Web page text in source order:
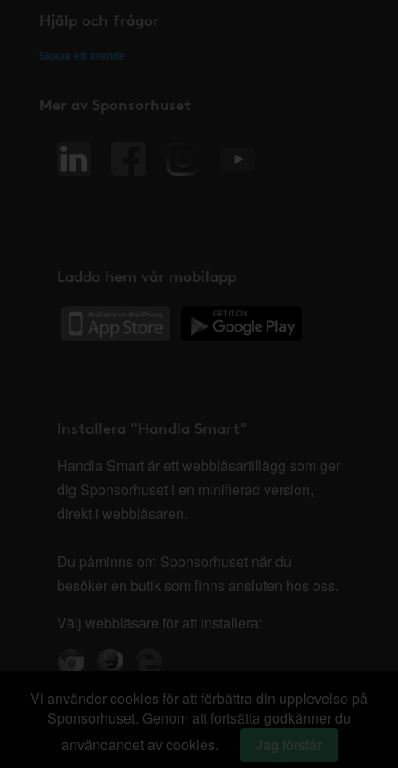
Hjälp och frågor
Skapa ett ärende
Mer av Sponsorhuset
Ladda hem vår mobilapp
Installera "Handla Smart"
Handla Smart är ett webbläsartillägg som ger
dig Sponsorhuset i en minifierad version,
direkt i webbläsaren.
Du påminns om Sponsorhuset när du
besöker en butik som finns ansluten hos oss.
Välj webbläsare för att installera:
Vi använder cookies för att förbättra din upplevelse på
Sponsorhuset. Genom att fortsätta godkänner du
användandet av cookies.
Jag förstår